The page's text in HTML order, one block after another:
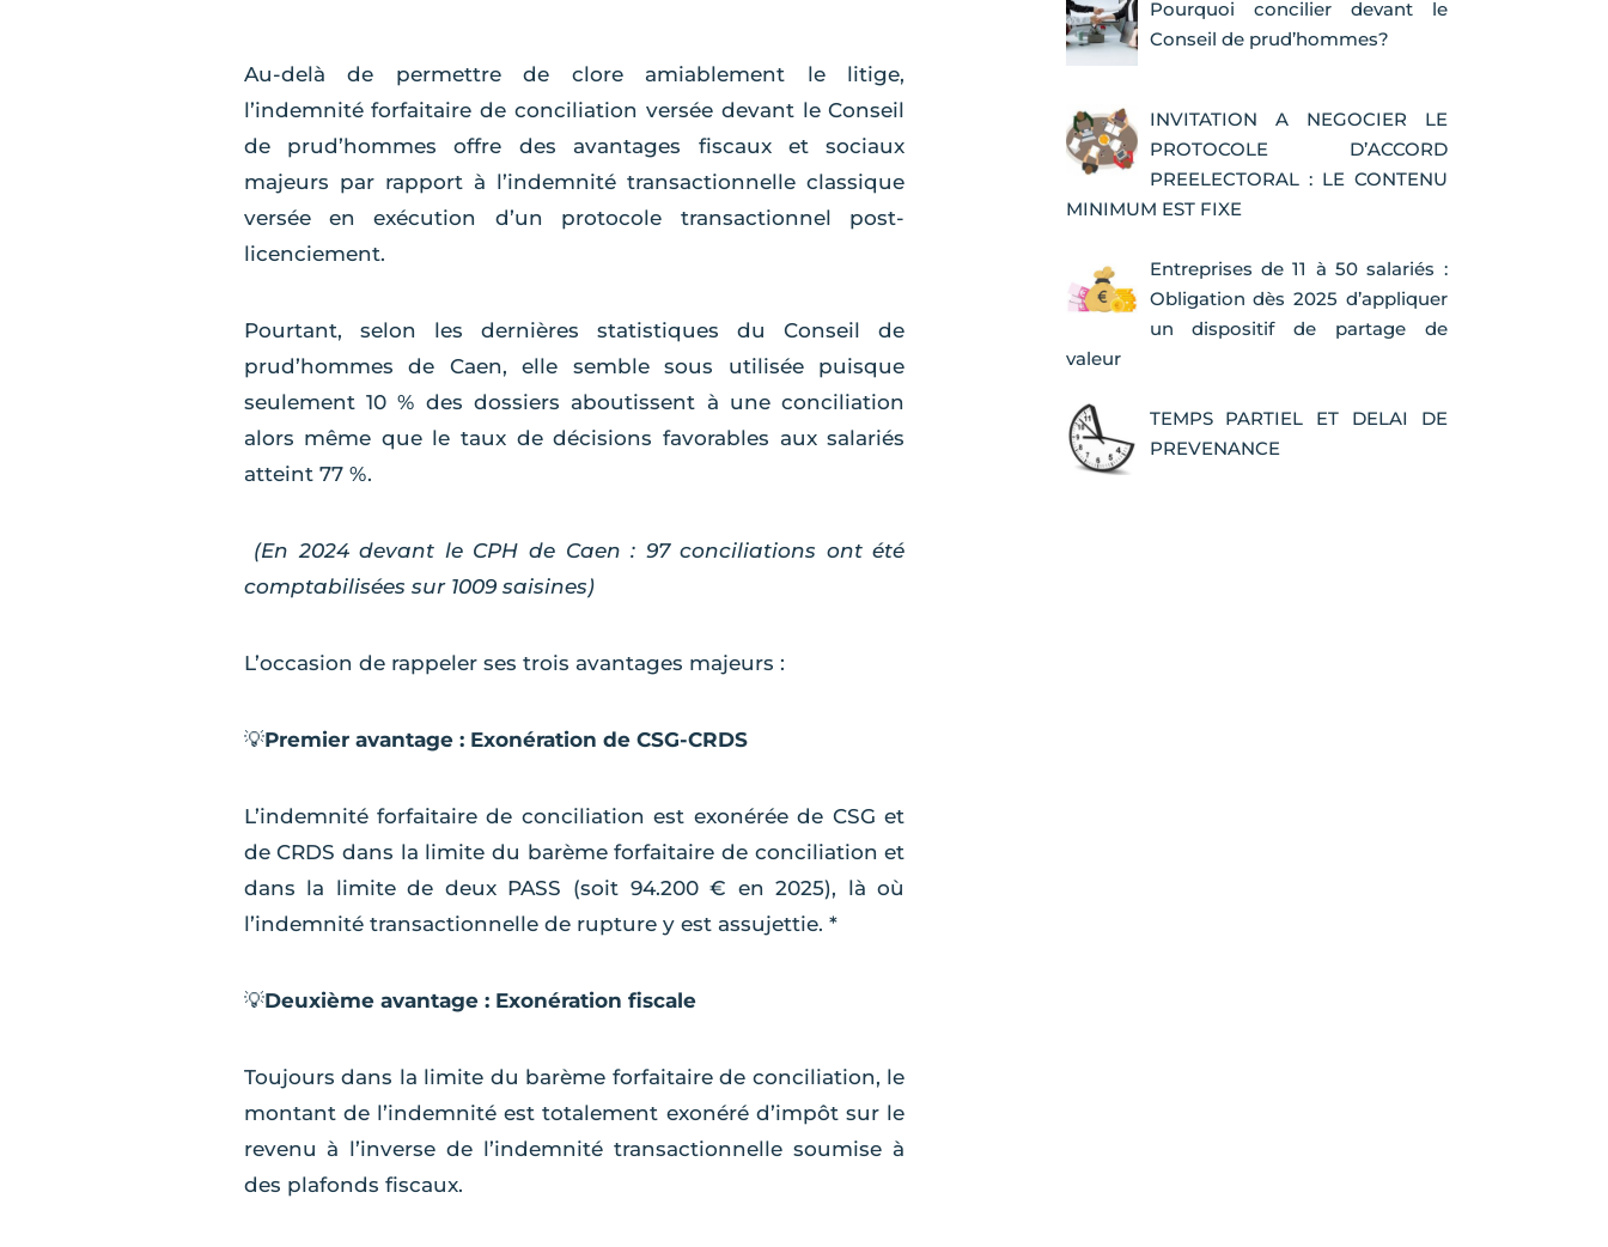
Au-delà de permettre de clore amiablement le litige,
l’indemnité forfaitaire de conciliation versée devant le Conseil
de prud’hommes offre des avantages fiscaux et sociaux
majeurs par rapport à l’indemnité transactionnelle classique
versée en exécution d’un protocole transactionnel post-
licenciement.
Pourtant, selon les dernières statistiques du Conseil de
prud’hommes de Caen, elle semble sous utilisée puisque
seulement 10 % des dossiers aboutissent à une conciliation
alors même que le taux de décisions favorables aux salariés
atteint 77 %.
(En 2024 devant le CPH de Caen : 97 conciliations ont été
comptabilisées sur 1009 saisines)
L’occasion de rappeler ses trois avantages majeurs :
💡Premier avantage : Exonération de CSG-CRDS
L’indemnité forfaitaire de conciliation est exonérée de CSG et
de CRDS dans la limite du barème forfaitaire de conciliation et
dans la limite de deux PASS (soit 94.200 € en 2025), là où
l’indemnité transactionnelle de rupture y est assujettie. *
💡Deuxième avantage : Exonération fiscale
Toujours dans la limite du barème forfaitaire de conciliation, le
montant de l’indemnité est totalement exonéré d’impôt sur le
revenu à l’inverse de l’indemnité transactionnelle soumise à
des plafonds fiscaux.
Pourquoi concilier devant le
Conseil de prud’hommes?
INVITATION A NEGOCIER LE
PROTOCOLE D’ACCORD
PREELECTORAL : LE CONTENU
MINIMUM EST FIXE
Entreprises de 11 à 50 salariés :
Obligation dès 2025 d’appliquer
un dispositif de partage de
valeur
TEMPS PARTIEL ET DELAI DE
PREVENANCE